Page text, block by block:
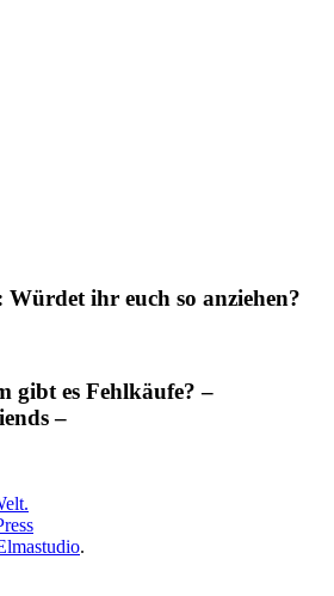
Würdet ihr euch so anziehen?
gibt es Fehlkäufe? –
–
.